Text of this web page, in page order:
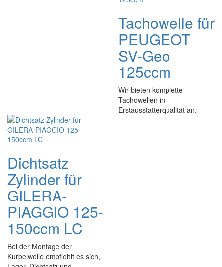
Tachowelle für
PEUGEOT
SV-Geo
125ccm
Wir bieten komplette
Tachowellen in
Erstausstatterqualität an.
Dichtsatz
Zylinder für
GILERA-
PIAGGIO 125-
150ccm LC
Bei der Montage der
Kurbelwelle empfiehlt es sich,